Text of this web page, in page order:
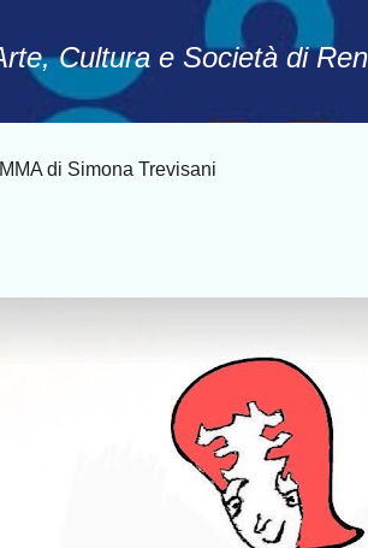
Cultura e Società di
di Simona Trevisani